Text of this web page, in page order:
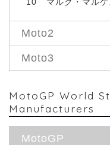
Moto2
Moto3
MotoGP World
Manufacturers
MotoGP